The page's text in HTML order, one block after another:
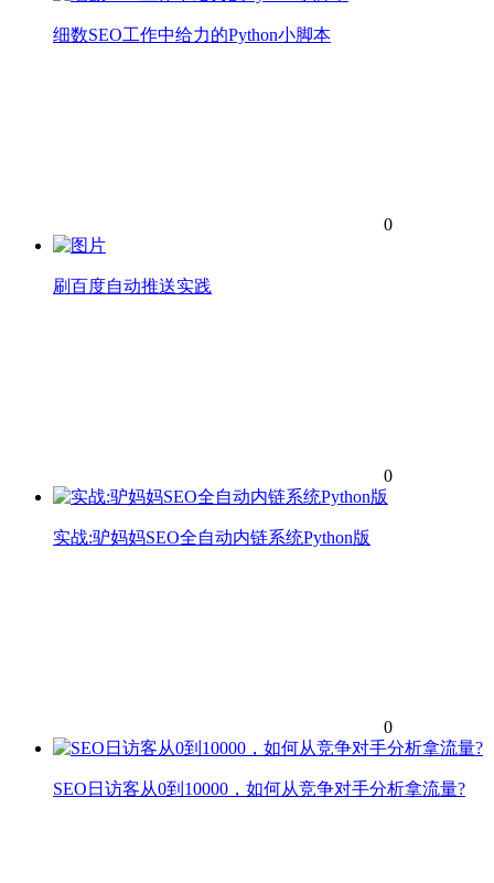
细数SEO工作中给力的Python小脚本
0
刷百度自动推送实践
0
实战:驴妈妈SEO全自动内链系统Python版
0
SEO日访客从0到10000，如何从竞争对手分析拿流量?